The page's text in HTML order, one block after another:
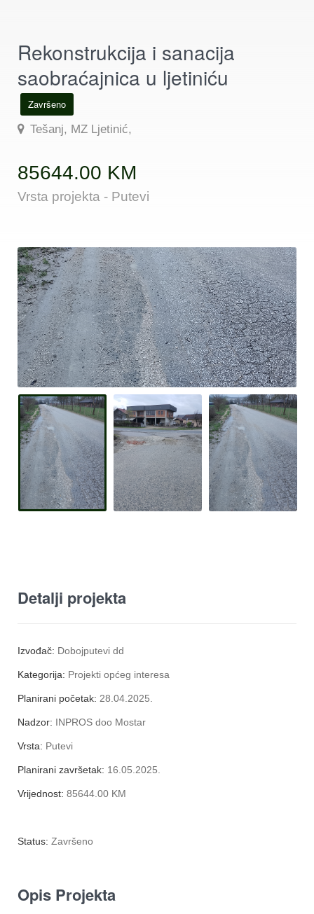
Rekonstrukcija i sanacija
saobraćajnica u ljetiniću
Završeno
Tešanj, MZ Ljetinić,
85644.00 KM
Vrsta projekta - Putevi
Detalji projekta
Izvođač: Dobojputevi dd
Kategorija: Projekti općeg interesa
Planirani početak: 28.04.2025.
Nadzor: INPROS doo Mostar
Vrsta: Putevi
Planirani završetak: 16.05.2025.
Vrijednost: 85644.00 KM
Status: Završeno
Opis Projekta